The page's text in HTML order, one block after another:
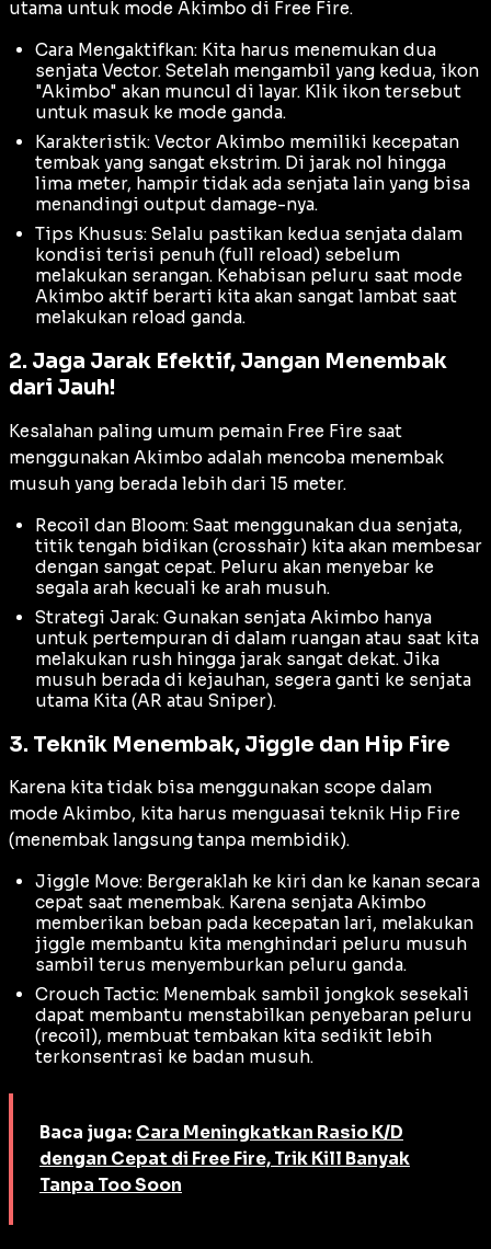
utama untuk mode Akimbo di Free Fire.
Cara Mengaktifkan: Kita harus menemukan dua
senjata Vector. Setelah mengambil yang kedua, ikon
"Akimbo" akan muncul di layar. Klik ikon tersebut
untuk masuk ke mode ganda.
Karakteristik: Vector Akimbo memiliki kecepatan
tembak yang sangat ekstrim. Di jarak nol hingga
lima meter, hampir tidak ada senjata lain yang bisa
menandingi output damage-nya.
Tips Khusus: Selalu pastikan kedua senjata dalam
kondisi terisi penuh (full reload) sebelum
melakukan serangan. Kehabisan peluru saat mode
Akimbo aktif berarti kita akan sangat lambat saat
melakukan reload ganda.
2. Jaga Jarak Efektif, Jangan Menembak
dari Jauh!
Kesalahan paling umum pemain Free Fire saat
menggunakan Akimbo adalah mencoba menembak
musuh yang berada lebih dari 15 meter.
Recoil dan Bloom: Saat menggunakan dua senjata,
titik tengah bidikan (crosshair) kita akan membesar
dengan sangat cepat. Peluru akan menyebar ke
segala arah kecuali ke arah musuh.
Strategi Jarak: Gunakan senjata Akimbo hanya
untuk pertempuran di dalam ruangan atau saat kita
melakukan rush hingga jarak sangat dekat. Jika
musuh berada di kejauhan, segera ganti ke senjata
utama Kita (AR atau Sniper).
3. Teknik Menembak, Jiggle dan Hip Fire
Karena kita tidak bisa menggunakan scope dalam
mode Akimbo, kita harus menguasai teknik Hip Fire
(menembak langsung tanpa membidik).
Jiggle Move: Bergeraklah ke kiri dan ke kanan secara
cepat saat menembak. Karena senjata Akimbo
memberikan beban pada kecepatan lari, melakukan
jiggle membantu kita menghindari peluru musuh
sambil terus menyemburkan peluru ganda.
Crouch Tactic: Menembak sambil jongkok sesekali
dapat membantu menstabilkan penyebaran peluru
(recoil), membuat tembakan kita sedikit lebih
terkonsentrasi ke badan musuh.
Baca juga: Cara Meningkatkan Rasio K/D
dengan Cepat di Free Fire, Trik Kill Banyak
Tanpa Too Soon